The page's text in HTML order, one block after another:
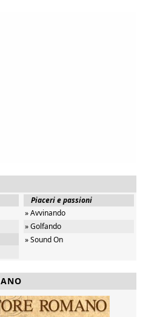
Piaceri e passioni
» Avvinando
» Golfando
» Sound On